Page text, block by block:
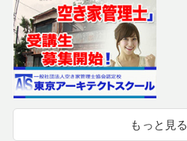
もっと見る